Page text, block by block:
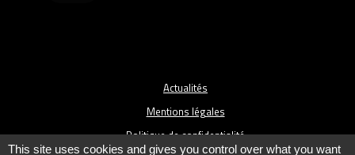
Actualités
Mentions légales
Politique de confidentialité
This site uses cookies and gives you control over what you want